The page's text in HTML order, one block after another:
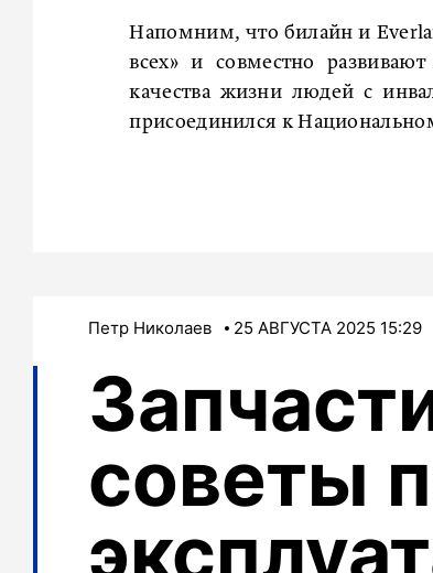
Напомним, что билайн и
всех» и совместно
качества жизни людей с
присоединился к
Петр Николаев 25 АВГУСТА 2025 15:29
советы